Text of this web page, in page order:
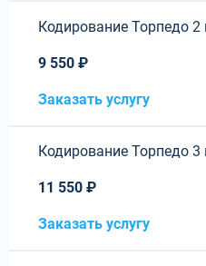
Кодирование Торпедо 2
9 550 ₽
Заказать услугу
Кодирование Торпедо 3
11 550 ₽
Заказать услугу